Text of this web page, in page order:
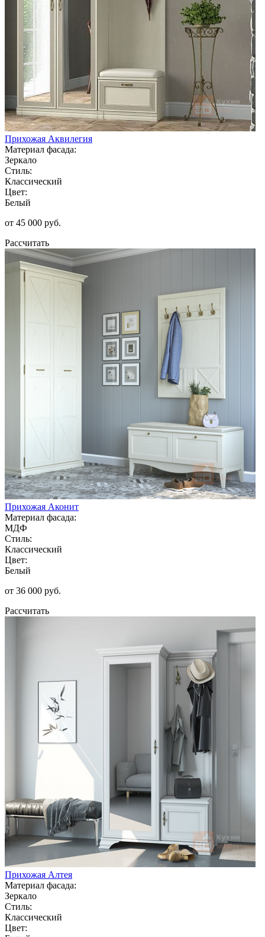
Прихожая Аквилегия
Материал фасада:
Зеркало
Стиль:
Классический
Цвет:
Белый
от 45 000 руб.
Рассчитать
Прихожая Аконит
Материал фасада:
МДФ
Стиль:
Классический
Цвет:
Белый
от 36 000 руб.
Рассчитать
Прихожая Алтея
Материал фасада:
Зеркало
Стиль:
Классический
Цвет: